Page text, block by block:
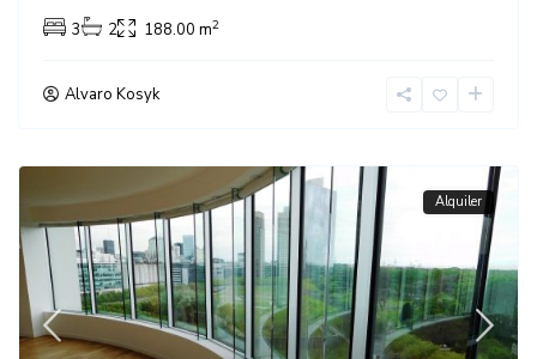
3
2 188.00 m2
Alvaro Kosyk
Alquiler